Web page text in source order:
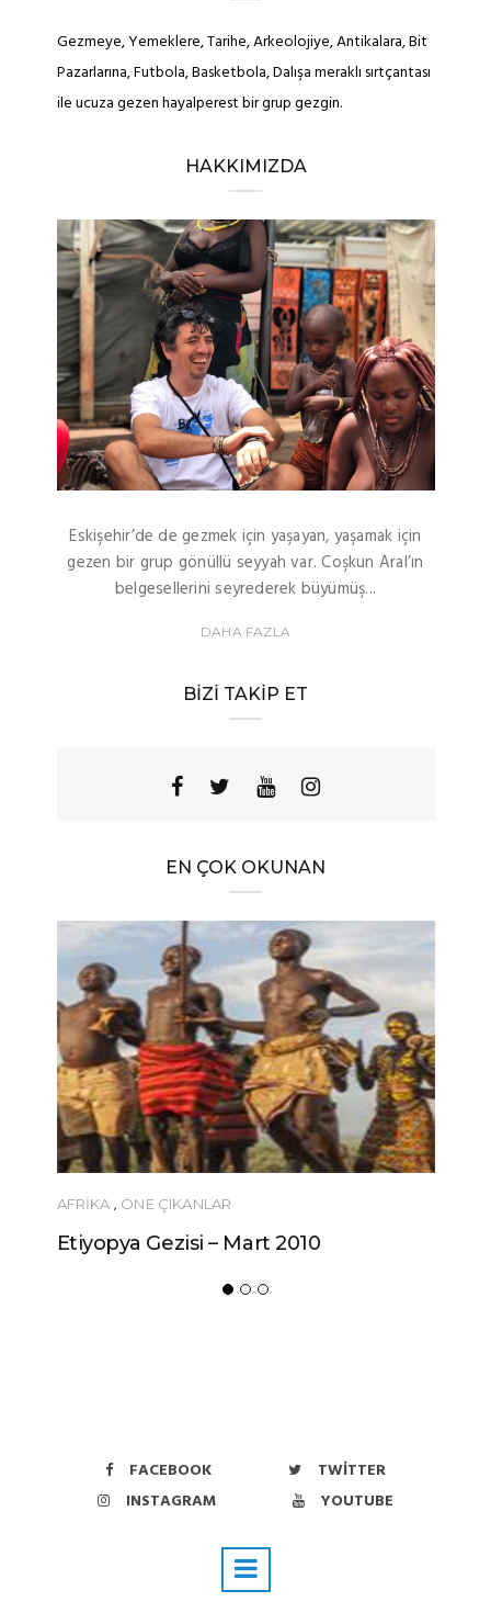
Gezmeye, Yemeklere, Tarihe, Arkeolojiye, Antikalara, Bit
Pazarlarına, Futbola, Basketbola, Dalışa meraklı sırtçantası
ile ucuza gezen hayalperest bir grup gezgin.
HAKKIMIZDA
Eskişehir’de de gezmek için yaşayan, yaşamak için
gezen bir grup gönüllü seyyah var. Coşkun Aral’ın
belgesellerini seyrederek büyümüş...
DAHA FAZLA
BIZI TAKIP ET
EN ÇOK OKUNAN
AFRIKA , ÖNE ÇIKANLAR
Etiyopya Gezisi – Mart 2010
FACEBOOK
TWITTER
INSTAGRAM
YOUTUBE